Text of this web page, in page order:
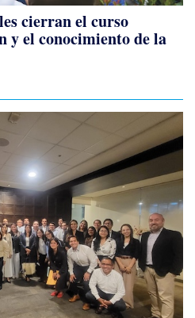
cierran el curso
y el conocimiento de la